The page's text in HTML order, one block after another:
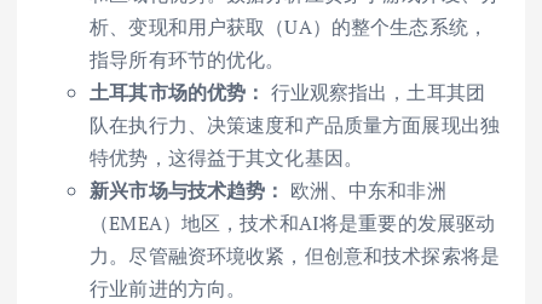
析、变现和用户获取（UA）的整个生态系统，
指导所有环节的优化。
土耳其市场的优势： 行业观察指出，土耳其团
队在执行力、决策速度和产品质量方面展现出独
特优势，这得益于其文化基因。
新兴市场与技术趋势： 欧洲、中东和非洲
（EMEA）地区，技术和AI将是重要的发展驱动
力。尽管融资环境收紧，但创意和技术探索将是
行业前进的方向。